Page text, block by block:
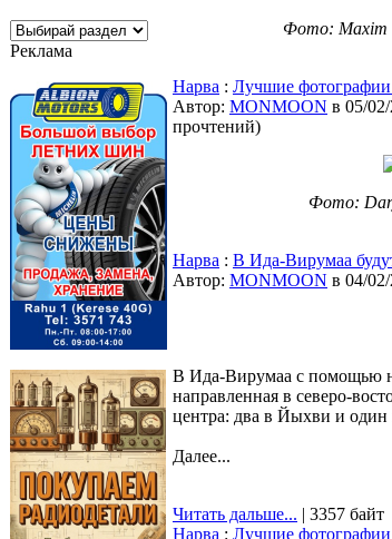
Реклама
Фото: Maxim
Нарва : Лучшие фотографии
Автор: MONMOON в 05/
прочтений)
Фото:
Нарва : В Ида-Вирумаа
Автор: MONMOON в 04/
В Ида-Вирумаа с помощью
направленная в северо-
центра: два в Йыхви и
Далее...
Читать дальше... | 3357 байт
Нарва : Лучшие фотографии